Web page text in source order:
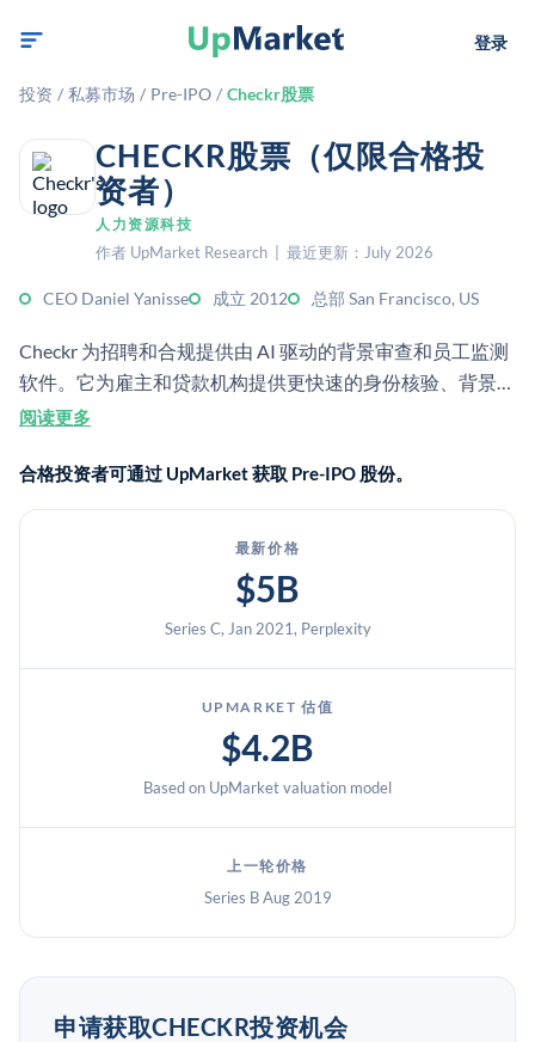
登录
投资 / 私募市场 / Pre-IPO / Checkr股票
CHECKR股票（仅限合格投
资者）
人力资源科技
作者 UpMarket Research | 最近更新：July 2026
CEO Daniel Yanisse 成立 2012 总部 San Francisco, US
Checkr 为招聘和合规提供由 AI 驱动的背景审查和员工监测
软件。它为雇主和贷款机构提供更快速的身份核验、背景核
查和风险检查，以改善决策。
阅读更多
合格投资者可通过 UpMarket 获取 Pre-IPO 股份。
最新价格
$5B
Series C, Jan 2021, Perplexity
UPMARKET 估值
$4.2B
Based on UpMarket valuation model
上一轮价格
Series B Aug 2019
申请获取CHECKR投资机会